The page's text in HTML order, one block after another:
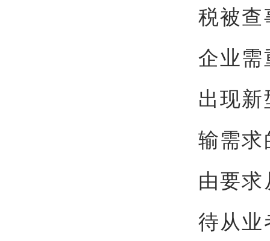
税被
企业
出现
输需
由要
待从